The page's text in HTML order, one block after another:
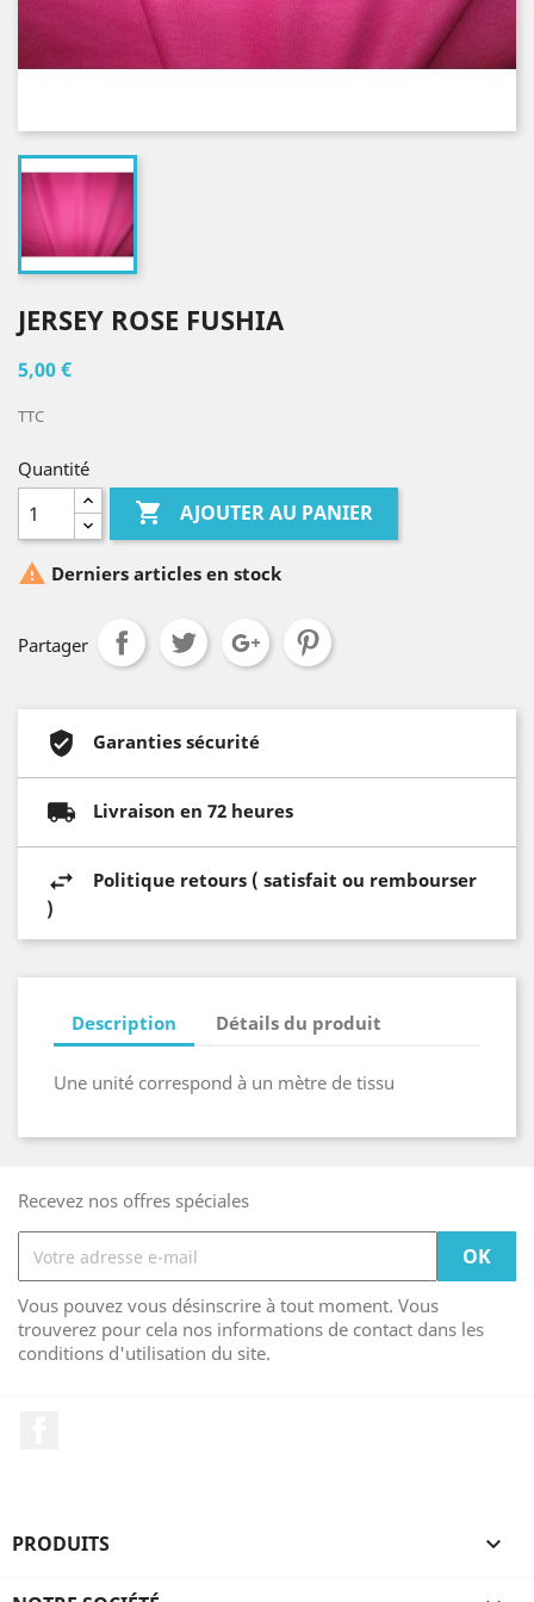
JERSEY ROSE FUSHIA
5,00 €
TTC
Quantité
 AJOUTER AU PANIER
 Derniers articles en stock
Partager
Garanties sécurité
Livraison en 72 heures
Politique retours ( satisfait ou rembourser
)
Description Détails du produit
Une unité correspond à un mètre de tissu
Recevez nos offres spéciales
Vous pouvez vous désinscrire à tout moment. Vous
trouverez pour cela nos informations de contact dans les
conditions d'utilisation du site.
PRODUITS 